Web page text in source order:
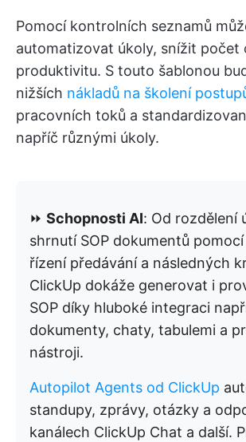
Pomocí kontrolních seznamů
automatizovat úkoly, snížit počet
produktivitu. S touto šablonou
nižších nákladů na školení
pracovních toků a
napříč různými úkoly.
⏩ Schopnosti AI: Od rozdělení
shrnutí SOP dokumentů
řízení předávání a následných
ClickUp dokáže generovat i
SOP díky hluboké integraci
dokumenty, chaty, tabulemi a
nástroji.
Autopilot Agents od ClickUp
standupy, zprávy, otázky a
kanálech ClickUp Chat a další.